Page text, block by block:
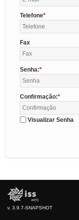
Telefone
Fax
Senha:
Confirmação:
Visualizar Senha
v. 3.9.7-SNAPSHOT